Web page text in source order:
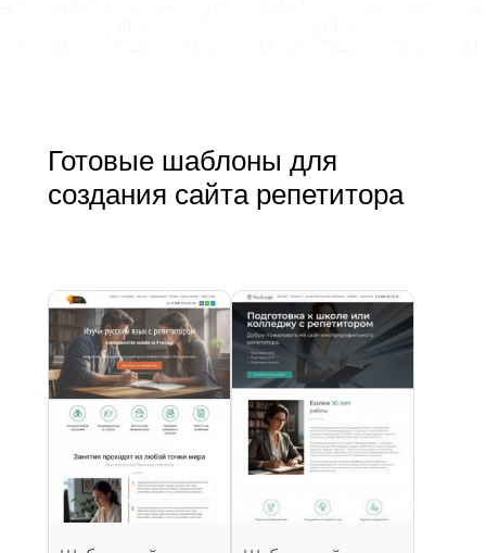
Готовые шаблоны для
создания сайта репетитора